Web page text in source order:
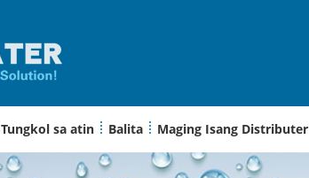
Tungkol sa atin Balita Maging Isang Distributer